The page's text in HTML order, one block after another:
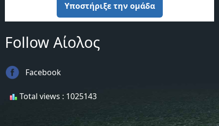
Υποστήριξε την ομάδα
Follow Αίολος
Facebook
Total views : 1025143